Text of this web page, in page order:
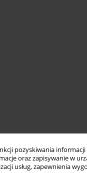
pozyskiwania
oraz zapisywanie w
usług, zapewnienia